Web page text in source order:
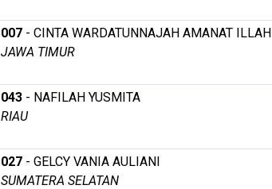
007 - CINTA WARDATUNNAJAH AMANAT ILLAH
JAWA TIMUR
043 - NAFILAH YUSMITA
RIAU
027 - GELCY VANIA AULIANI
SUMATERA SELATAN